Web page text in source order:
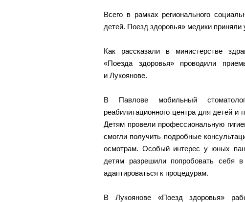
Всего в рамках регионального
детей. Поезд здоровья» медики
Как рассказали в министерстве
«Поезда здоровья» проводили
и Лукоянове.
В Павлове мобильный
реабилитационного центра для детей и
Детям провели профессиональную
смогли получить подробные
осмотрам. Особый интерес у юных
детям разрешили попробовать себя
адаптироваться к процедурам.
В Лукоянове «Поезд здоровья»